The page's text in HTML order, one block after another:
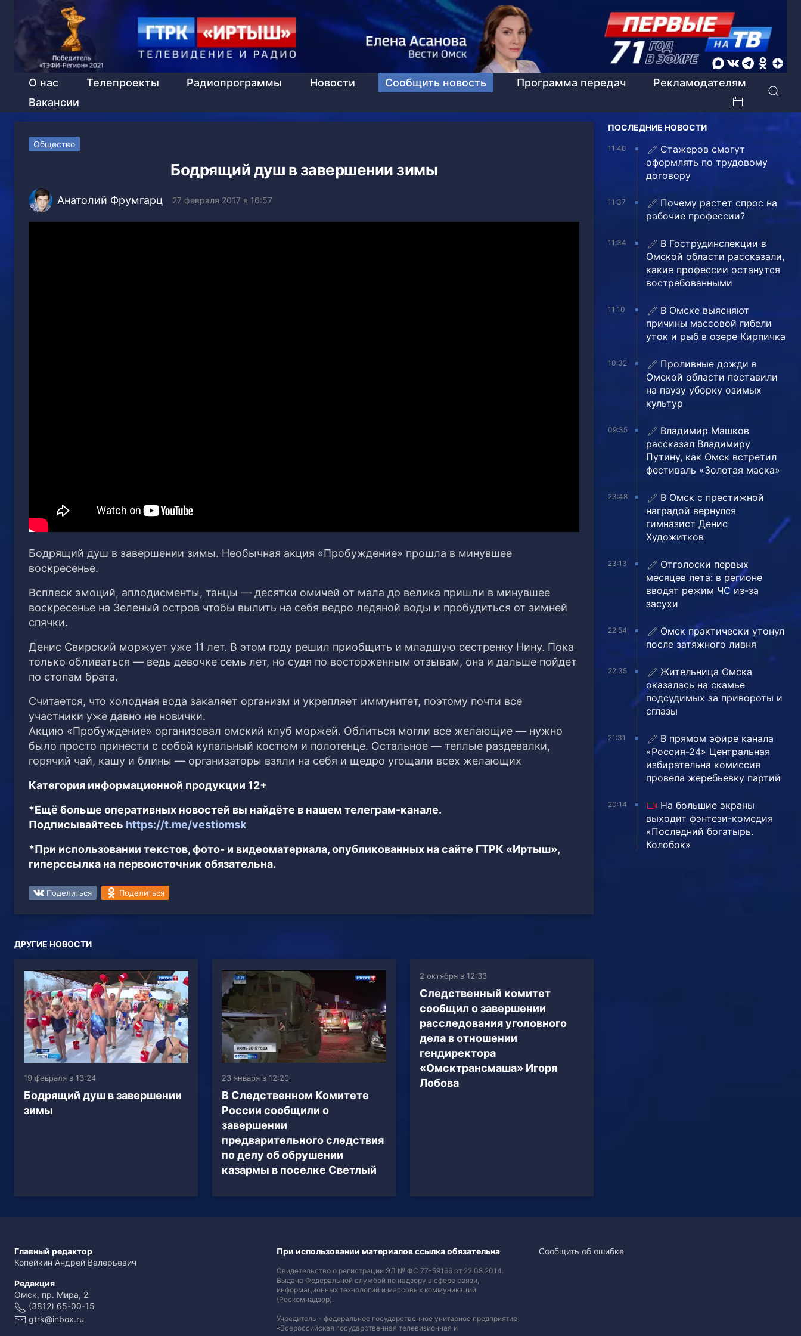
О нас Телепроекты Радиопрограммы Новости Сообщить новость Программа передач
Рекламодателям
Вакансии
Общество
Бодрящий душ в завершении зимы
Анатолий Фрумгарц 27 февраля 2017 в 16:57
Бодрящий душ в завершении зимы. Необычная акция «Пробуждение» прошла в минувшее
воскресенье.
Всплеск эмоций, аплодисменты, танцы — десятки омичей от мала до велика пришли в минувшее
воскресенье на Зеленый остров чтобы вылить на себя ведро ледяной воды и пробудиться от зимней
спячки.
Денис Свирский моржует уже 11 лет. В этом году решил приобщить и младшую сестренку Нину. Пока
только обливаться — ведь девочке семь лет, но судя по восторженным отзывам, она и дальше пойдет
по стопам брата.
Считается, что холодная вода закаляет организм и укрепляет иммунитет, поэтому почти все
участники уже давно не новички.
Акцию «Пробуждение» организовал омский клуб моржей. Облиться могли все желающие — нужно
было просто принести с собой купальный костюм и полотенце. Остальное — теплые раздевалки,
горячий чай, кашу и блины — организаторы взяли на себя и щедро угощали всех желающих
Категория информационной продукции 12+
*Ещё больше оперативных новостей вы найдёте в нашем телеграм-канале.
Подписывайтесь https://t.me/vestiomsk
*При использовании текстов, фото- и видеоматериала, опубликованных на сайте ГТРК «Иртыш»,
гиперссылка на первоисточник обязательна.
Поделиться Поделиться
ДРУГИЕ НОВОСТИ
19 февраля в 13:24
Бодрящий душ в завершении
зимы
23 января в 12:20
В Следственном Комитете
России сообщили о
завершении
предварительного следствия
по делу об обрушении
казармы в поселке Светлый
2 октября в 12:33
Следственный комитет
сообщил о завершении
расследования уголовного
дела в отношении
гендиректора
«Омсктрансмаша» Игоря
Лобова
ПОСЛЕДНИЕ НОВОСТИ
11:40
Стажеров смогут
оформлять по трудовому
договору
11:37
Почему растет спрос на
рабочие профессии?
11:34
В Гострудинспекции в
Омской области рассказали,
какие профессии останутся
востребованными
11:10
В Омске выясняют
причины массовой гибели
уток и рыб в озере Кирпичка
10:32
Проливные дожди в
Омской области поставили
на паузу уборку озимых
культур
09:35
Владимир Машков
рассказал Владимиру
Путину, как Омск встретил
фестиваль «Золотая маска»
23:48
В Омск с престижной
наградой вернулся
гимназист Денис
Художитков
23:13
Отголоски первых
месяцев лета: в регионе
вводят режим ЧС из-за
засухи
22:54
Омск практически утонул
после затяжного ливня
22:35
Жительница Омска
оказалась на скамье
подсудимых за привороты и
сглазы
21:31
В прямом эфире канала
«Россия-24» Центральная
избирательна комиссия
провела жеребьевку партий
20:14
На большие экраны
выходит фэнтези-комедия
«Последний богатырь.
Колобок»
Главный редактор
Копейкин Андрей Валерьевич
Редакция
Омск, пр. Мира, 2
(3812) 65-00-15
gtrk@inbox.ru
При использовании материалов ссылка обязательна
Свидетельство о регистрации ЭЛ № ФС 77-59166 от 22.08.2014.
Выдано Федеральной службой по надзору в сфере связи,
информационных технологий и массовых коммуникаций
(Роскомнадзор).
Учредитель - федеральное государственное унитарное предприятие
«Всероссийская государственная телевизионная и
Сообщить об ошибке